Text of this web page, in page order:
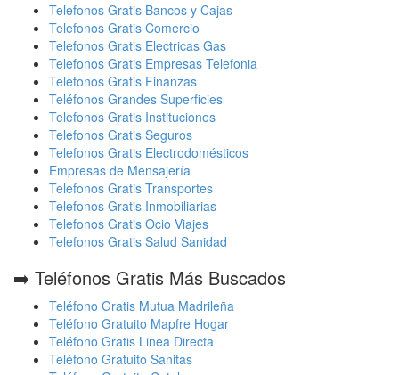
Telefonos Gratis Bancos y Cajas
Telefonos Gratis Comercio
Telefonos Gratis Electricas Gas
Telefonos Gratis Empresas Telefonia
Telefonos Gratis Finanzas
Teléfonos Grandes Superficies
Telefonos Gratis Instituciones
Telefonos Gratis Seguros
Telefonos Gratis Electrodomésticos
Empresas de Mensajería
Telefonos Gratis Transportes
Telefonos Gratis Inmobiliarias
Telefonos Gratis Ocio Viajes
Telefonos Gratis Salud Sanidad
➡️ Teléfonos Gratis Más Buscados
Teléfono Gratis Mutua Madrileña
Teléfono Gratuito Mapfre Hogar
Teléfono Gratis Linea Directa
Teléfono Gratuito Sanitas